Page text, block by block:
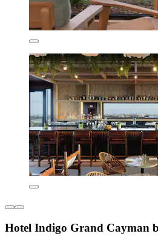
Hotel Indigo Grand Cayman